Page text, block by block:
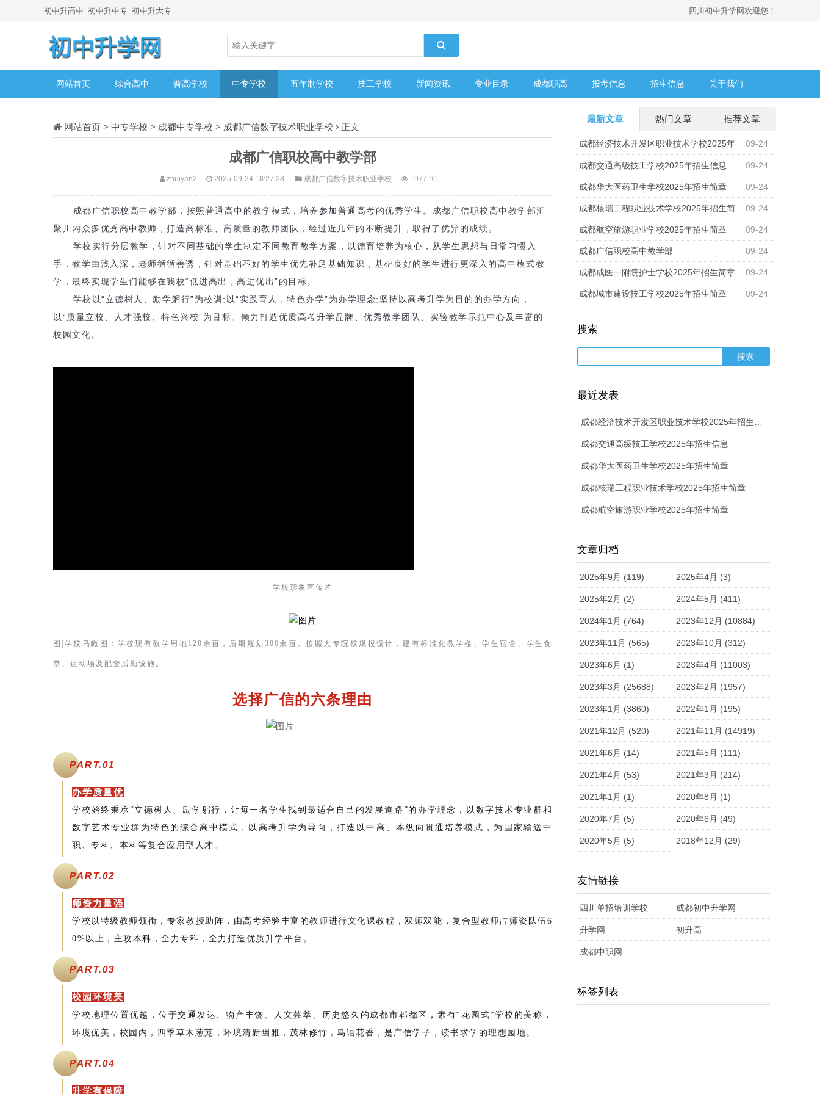
初中升高中_初中升中专_初中升大专 四川初中升学网欢迎您！
网站首页 综合高中 普高学校 中专学校 五年制学校 技工学校 新闻资讯 专业目录 成都职高 报考信息 招生信息 关于我们
网站首页 > 中专学校 > 成都中专学校 > 成都广信数字技术职业学校 正文
成都广信职校高中教学部
zhuiyan2 2025-09-24 18:27:28 成都广信数字技术职业学校 1977 ℃
成都广信职校高中教学部，按照普通高中的教学模式，培养参加普通高考的优秀学生。 成都广信职校高中教学部汇
聚川内众多优秀高中教师，打造高标准、高质量的教师团队，经过近几年的不断提升，取得了优异的成绩。
学校实行分层教学，针对不同基础的学生制定不同教育教学方案，以德育培养为核心，从学生思想与日常习惯入
手，教学由浅入深，老师循循善诱，针对基础不好的学生优先补足基础知识，基础良好的学生进行更深入的高中模式教
学，最终实现学生们能够在我校“低进高出，高进优出”的目标。
学校以“立德树人、励学躬行”为校训;以“实践育人，特色办学”为办学理念;坚持以高考升学为目的的办学方向，
以“质量立校、人才强校、特色兴校”为目标。倾力打造优质高考升学品牌、优秀教学团队、实验教学示范中心及丰富的
校园文化。
学校形象宣传片
图|学校鸟瞰图：学校现有教学用地120余亩，后期规划300余亩。按照大专院校规模设计，建有标准化教学楼、学生宿舍、学生食
堂、运动场及配套后勤设施。
选择广信的六条理由
PART.01
办学质量优
学校始终秉承“立德树人、励学躬行，让每一名学生找到最适合自己的发展道路”的办学理念，以数字技术专业群和
数字艺术专业群为特色的综合高中模式，以高考升学为导向，打造以中高、本纵向贯通培养模式，为国家输送中
职、专科、本科等复合应用型人才。
PART.02
师资力量强
学校以特级教师领衔，专家教授助阵，由高考经验丰富的教师进行文化课教程，双师双能，复合型教师占师资队伍6
0%以上，主攻本科，全力专科，全力打造优质升学平台。
PART.03
校园环境美
学校地理位置优越，位于交通发达、物产丰饶、人文芸萃、历史悠久的成都市郫都区，素有“花园式”学校的美称，
环境优美，校园内，四季草木葱茏，环境清新幽雅，茂林修竹，鸟语花香，是广信学子，读书求学的理想园地。
PART.04
升学有保障
最新文章 热门文章 推荐文章
09-24
成都经济技术开发区职业技术学校2025年
招生计划 09-24
成都交通高级技工学校2025年招生信息
09-24
成都华大医药卫生学校2025年招生简章
09-24
成都核瑞工程职业技术学校2025年招生简
章 09-24
成都航空旅游职业学校2025年招生简章
09-24
成都广信职校高中教学部
09-24
成都成医一附院护士学校2025年招生简章
09-24
成都城市建设技工学校2025年招生简章
搜索
最近发表
成都交通高级技工学校2025年招生信息
成都华大医药卫生学校2025年招生简章
成都核瑞工程职业技术学校2025年招生简章
成都航空旅游职业学校2025年招生简章
文章归档
2025年9月 (119) 2025年4月 (3)
2025年2月 (2) 2024年5月 (411)
2024年1月 (764) 2023年12月 (10884)
2023年11月 (565) 2023年10月 (312)
2023年6月 (1) 2023年4月 (11003)
2023年3月 (25688) 2023年2月 (1957)
2023年1月 (3860) 2022年1月 (195)
2021年12月 (520) 2021年11月 (14919)
2021年6月 (14) 2021年5月 (111)
2021年4月 (53) 2021年3月 (214)
2021年1月 (1) 2020年8月 (1)
2020年7月 (5) 2020年6月 (49)
2020年5月 (5) 2018年12月 (29)
友情链接
四川单招培训学校 成都初中升学网
升学网 初升高
成都中职网
标签列表